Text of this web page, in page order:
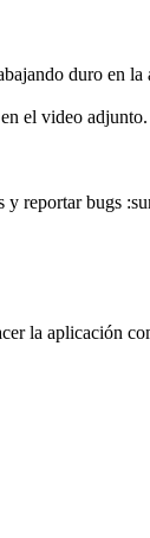
duro en
el video adjunto.
reportar bugs
la aplicación